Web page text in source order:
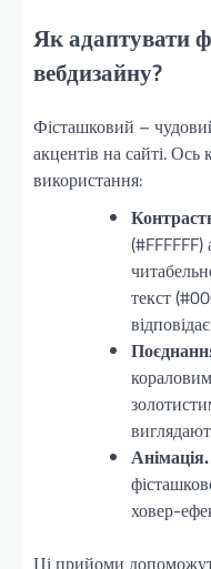
Як адаптувати
вебдизайну?
Фісташковий –
акцентів на сайті. Ось
використання:
текст
Анімація.
ховер-